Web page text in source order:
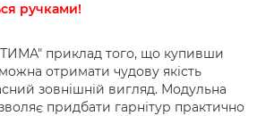
ручками!
приклад того, що купивши
отримати чудову якість
зовнішній вигляд. Модульна
придбати гарнітур практично